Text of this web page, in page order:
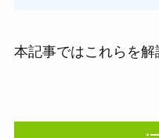
本記事ではこれらを解